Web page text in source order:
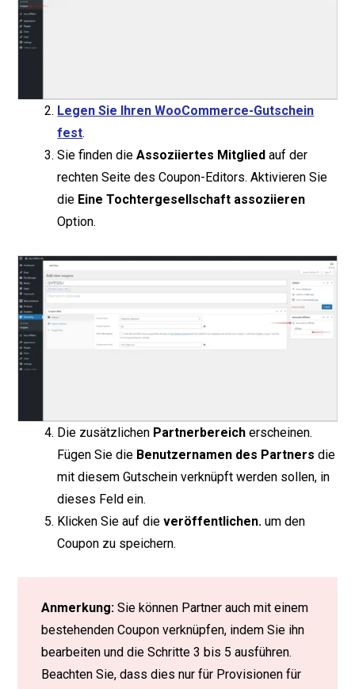
Legen Sie Ihren WooCommerce-Gutschein
fest.
Sie finden dieAssoziiertes Mitglied auf der
rechten Seite des Coupon-Editors. Aktivieren Sie
die Eine Tochtergesellschaft assoziieren
Option.
Die zusätzlichen Partnerbereicherscheinen.
Fügen Sie die Benutzernamen des Partners die
mit diesem Gutschein verknüpft werden sollen, in
dieses Feld ein.
Klicken Sie auf dieveröffentlichen.um den
Coupon zu speichern.
Anmerkung:Sie können Partner auch mit einem
bestehenden Coupon verknüpfen, indem Sie ihn
bearbeiten und die Schritte 3 bis 5 ausführen.
Beachten Sie, dass dies nur für Provisionen für